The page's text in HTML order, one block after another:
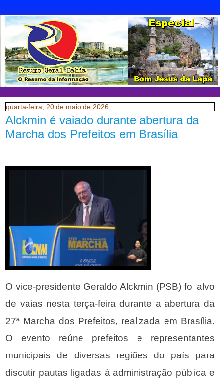
quarta-feira, 20 de maio de 2026
Alckmin é vaiado durante abertura da
Marcha dos Prefeitos em Brasília
O vice-presidente Geraldo Alckmin (PSB) foi alvo
de vaias nesta terça-feira durante a abertura da
27ª Marcha dos Prefeitos, realizada em Brasília.
O evento reúne prefeitos e representantes
municipais de diversas regiões do país para
discutir pautas ligadas à administração pública e